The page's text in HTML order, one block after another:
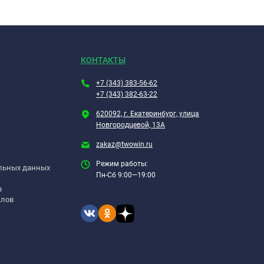
данных
КОНТАКТЫ
+7 (343) 383-56-62
+7 (343) 382-63-22
620092, г. Екатеринбург, улица
Новгородцевой, 13А
zakaz@twowin.ru
Режим работы:
Пн-Сб 9:00—19:00